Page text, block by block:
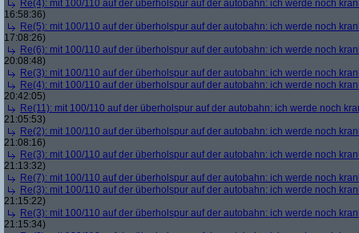
Re(4): mit 100/110 auf der überholspur auf der autobahn: ich werde noch
16:58:36)
Re(5): mit 100/110 auf der überholspur auf der autobahn: ich werde noch
17:08:26)
Re(6): mit 100/110 auf der überholspur auf der autobahn: ich werde noch
20:08:48)
Re(3): mit 100/110 auf der überholspur auf der autobahn: ich werde noch
Re(4): mit 100/110 auf der überholspur auf der autobahn: ich werde noch
20:42:05)
Re(11): mit 100/110 auf der überholspur auf der autobahn: ich werde noch
21:05:53)
Re(2): mit 100/110 auf der überholspur auf der autobahn: ich werde noch
21:08:16)
Re(3): mit 100/110 auf der überholspur auf der autobahn: ich werde noch
21:13:32)
Re(7): mit 100/110 auf der überholspur auf der autobahn: ich werde noch
Re(3): mit 100/110 auf der überholspur auf der autobahn: ich werde noch
21:15:22)
Re(3): mit 100/110 auf der überholspur auf der autobahn: ich werde noch
21:15:34)